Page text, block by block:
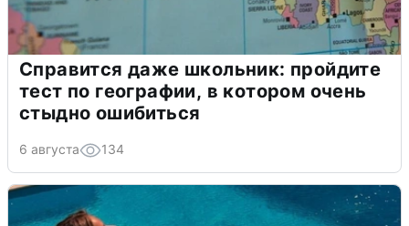
Справится даже школьник: пройдите
тест по географии, в котором очень
стыдно ошибиться
6 августа 134